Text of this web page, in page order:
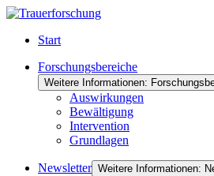
Start
Forschungsbereiche
Weitere Informationen:
Auswirkungen
Bewältigung
Intervention
Grundlagen
Newsletter Weitere Informationen: